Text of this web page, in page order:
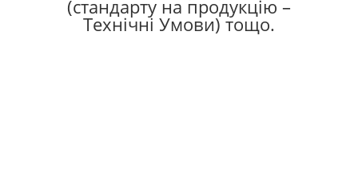
(стандарту на продукцію –
Технічні Умови) тощо.